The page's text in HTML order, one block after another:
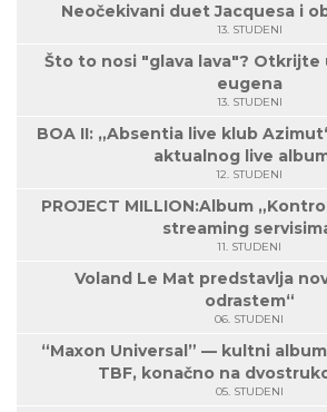
Neočekivani duet Jacquesa i
13. STUDENI
Što to nosi "glava lava"? Otkrijte
eugena
13. STUDENI
BOA II: „Absentia live klub
aktualnog live
12. STUDENI
PROJECT MILLION:Album
streaming
11. STUDENI
Voland Le Mat predstavlja
odrastem“
06. STUDENI
“Maxon Universal” — kultni
TBF, konačno na
05. STUDENI